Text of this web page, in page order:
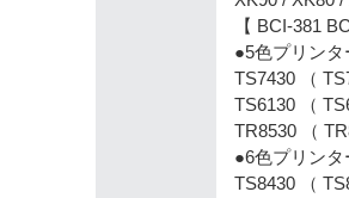
【 BCI-381
●5色プリンタ
TS7430 （
TS6130 （
TR8530 （
●6色プリン
TS8430 （